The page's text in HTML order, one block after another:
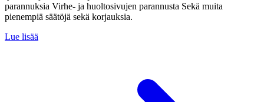
parannuksia Virhe- ja huoltosivujen parannusta Sekä muita
pienempiä säätöjä sekä korjauksia.
Lue lisää